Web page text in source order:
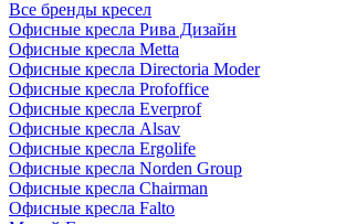
Все бренды кресел
Офисные кресла Рива Дизайн
Офисные кресла Metta
Офисные кресла Directoria Moder
Офисные кресла Profoffice
Офисные кресла Everprof
Офисные кресла Alsav
Офисные кресла Ergolife
Офисные кресла Norden Group
Офисные кресла Chairman
Офисные кресла Falto